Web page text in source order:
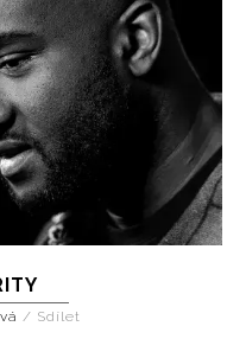
/ Sdílet